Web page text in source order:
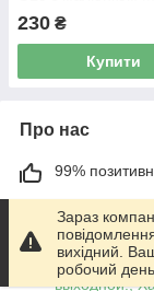
230 ₴
Купити
Про нас
99%
Працює з
м. Харків
График
выходной!,
Зараз
вихідний.
робочий